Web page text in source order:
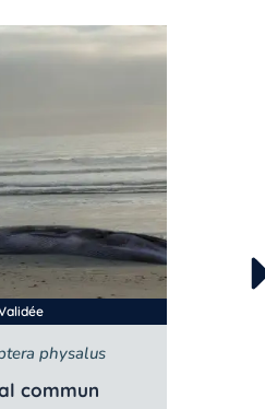
physalus
commun